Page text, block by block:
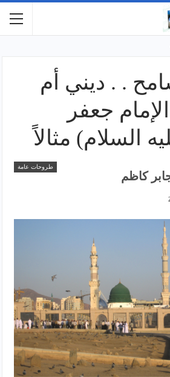
. . ديني أم
جعفر
السلام) مثالاً
طروحات عامة
كاظم